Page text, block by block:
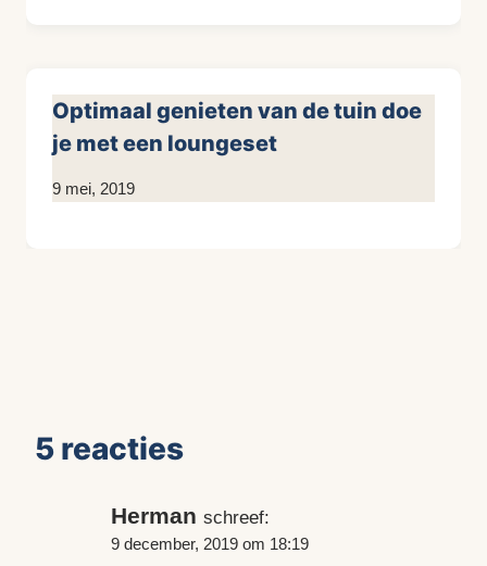
Optimaal genieten van de tuin doe
je met een loungeset
Door
9 mei, 2019
5 reacties
Herman schreef:
9 december, 2019 om 18:19